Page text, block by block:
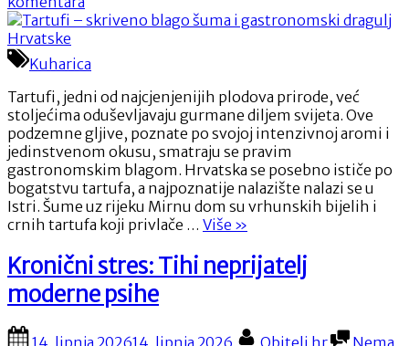
Tartufi
blago
šuma
i
gastronomski
dragulj
Hrvatske
Kuharica
Tartufi, jedni od najcjenjenijih plodova prirode, već
stoljećima oduševljavaju gurmane diljem svijeta. Ove
podzemne gljive, poznate po svojoj intenzivnoj aromi i
jedinstvenom okusu, smatraju se pravim
gastronomskim blagom. Hrvatska se posebno ističe po
bogatstvu tartufa, a najpoznatije nalazište nalazi se u
Istri. Šume uz rijeku Mirnu dom su vrhunskih bijelih i
crnih tartufa koji privlače … Više “Tartufi
skriveno
blago
gastronomski
»
Kronični stres: Tihi neprijatelj
moderne psihe
Posted
By